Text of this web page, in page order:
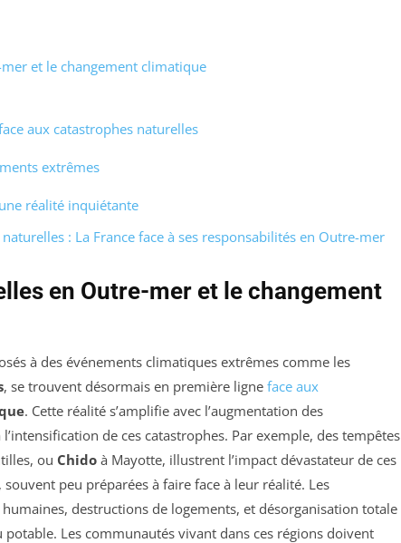
et le changement climatique
aux catastrophes naturelles
extrêmes
réalité inquiétante
: La France face à ses responsabilités en Outre-mer
en Outre-mer et le changement
à des événements climatiques extrêmes comme les
, se trouvent désormais en première ligne face aux
. Cette réalité s’amplifie avec l’augmentation des
de ces catastrophes. Par exemple, des tempêtes
ou Chido à Mayotte, illustrent l’impact dévastateur de ces
peu préparées à faire face à leur réalité. Les
destructions de logements, et désorganisation totale
potable. Les communautés vivant dans ces régions doivent